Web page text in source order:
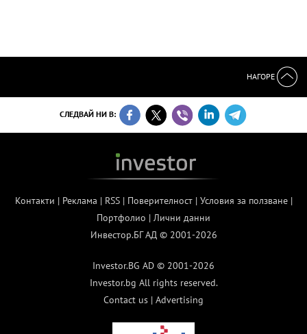
НАГОРЕ
СЛЕДВАЙ НИ В:
Контакти | Реклама | RSS| Поверителност| Условия за ползване|
Портфолио | Лични данни
Инвестор.БГ АД © 2001-2026
Investor.BG AD © 2001-2026
Investor.bg All rights reserved.
Contact us | Advertising